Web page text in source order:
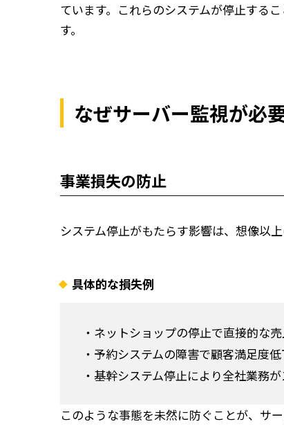
ています。これらのシステムが停止する
す。
なぜサーバー監視が必
事業損失の防止
システム停止がもたらす影響は、想像以上
具体的な損失例
・ネットショップの停止で直接的な
・予約システムの障害で顧客満足度
・基幹システム停止により全社業務
このような事態を未然に防ぐことが、サ